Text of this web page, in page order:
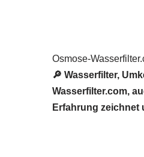
Osmose-
🔎 Wasserfilter,
Wasserfilter.com,
Erfahrung zeichnet